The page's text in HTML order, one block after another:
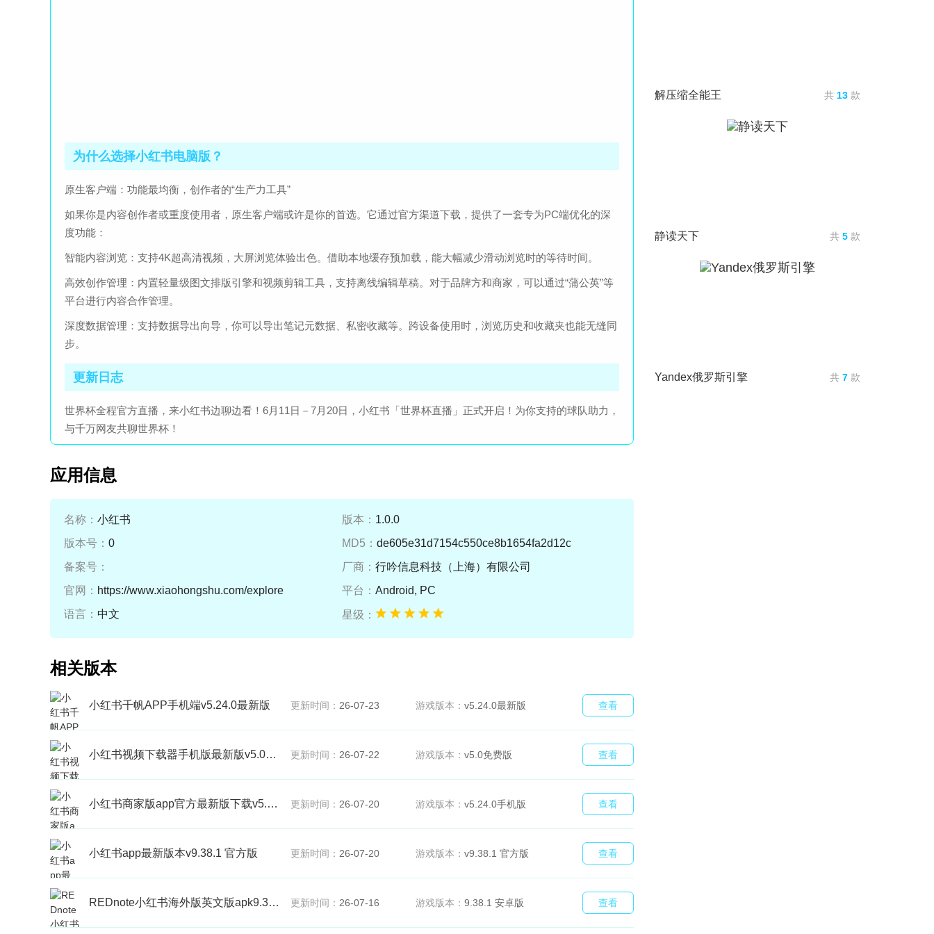
为什么选择小红书电脑版？
原生客户端：功能最均衡，创作者的“生产力工具”
如果你是内容创作者或重度使用者，原生客户端或许是你的首选。它通过官方渠道下载，提供了一套专为PC端优化的深
度功能：
智能内容浏览：支持4K超高清视频，大屏浏览体验出色。借助本地缓存预加载，能大幅减少滑动浏览时的等待时间。
高效创作管理：内置轻量级图文排版引擎和视频剪辑工具，支持离线编辑草稿。对于品牌方和商家，可以通过“蒲公英”等
平台进行内容合作管理。
深度数据管理：支持数据导出向导，你可以导出笔记元数据、私密收藏等。跨设备使用时，浏览历史和收藏夹也能无缝同
步。
更新日志
世界杯全程官方直播，来小红书边聊边看！6月11日－7月20日，小红书「世界杯直播」正式开启！为你支持的球队助力，
与千万网友共聊世界杯！
应用信息
名称： 小红书 版本： 1.0.0
版本号： 0 MD5： de605e31d7154c550ce8b1654fa2d12c
备案号：
厂商： 行吟信息科技（上海）有限公司
官网： https://www.xiaohongshu.com/explore 平台： Android, PC
语言： 中文 星级：
相关版本
小红书千帆APP手机端v5.24.0最新版 更新时间： 26-07-23 游戏版本： v5.24.0最新版 查看
小红书视频下载器手机版最新版v5.0免费版 更新时间： 26-07-22 游戏版本： v5.0免费版 查看
小红书商家版app官方最新版下载v5.24.0手机版 更新时间： 26-07-20 游戏版本： v5.24.0手机版 查看
小红书app最新版本v9.38.1 官方版 更新时间： 26-07-20 游戏版本： v9.38.1 官方版 查看
REDnote小红书海外版英文版apk9.38.1 安卓版 更新时间： 26-07-16 游戏版本： 9.38.1 安卓版 查看
解压缩全能王 共 13 款
静读天下 共 5 款
Yandex俄罗斯引擎 共 7 款